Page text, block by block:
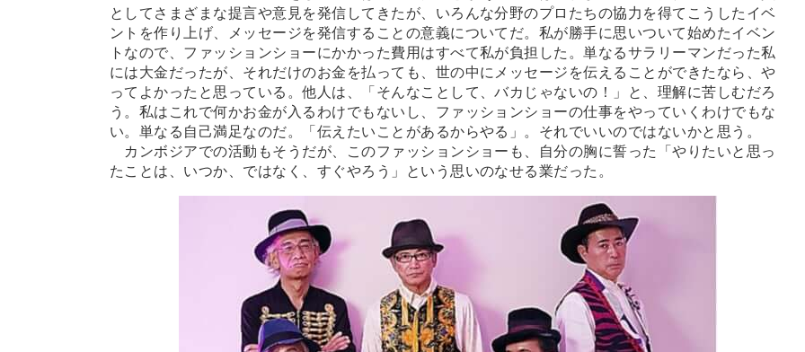
としてさまざまな提言や意見を発信してきたが、いろんな分野のプロたちの協力を得てこうしたイベ
ントを作り上げ、メッセージを発信することの意義についてだ。私が勝手に思いついて始めたイベン
トなので、ファッションショーにかかった費用はすべて私が負担した。単なるサラリーマンだった私
には大金だったが、それだけのお金を払っても、世の中にメッセージを伝えることができたなら、や
ってよかったと思っている。他人は、「そんなことして、バカじゃないの！」と、理解に苦しむだろ
う。私はこれで何かお金が入るわけでもないし、ファッションショーの仕事をやっていくわけでもな
い。単なる自己満足なのだ。「伝えたいことがあるからやる」。それでいいのではないかと思う。
カンボジアでの活動もそうだが、このファッションショーも、自分の胸に誓った「やりたいと思っ
たことは、いつか、ではなく、すぐやろう」という思いのなせる業だった。